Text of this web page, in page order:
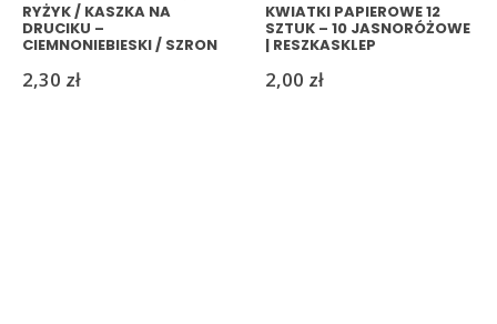
RYŻYK / KASZKA NA
DRUCIKU –
CIEMNONIEBIESKI / SZRON
2,30 zł
KWIATKI PAPIEROWE 12
SZTUK – 10 JASNORÓŻOWE
| RESZKASKLEP
2,00 zł